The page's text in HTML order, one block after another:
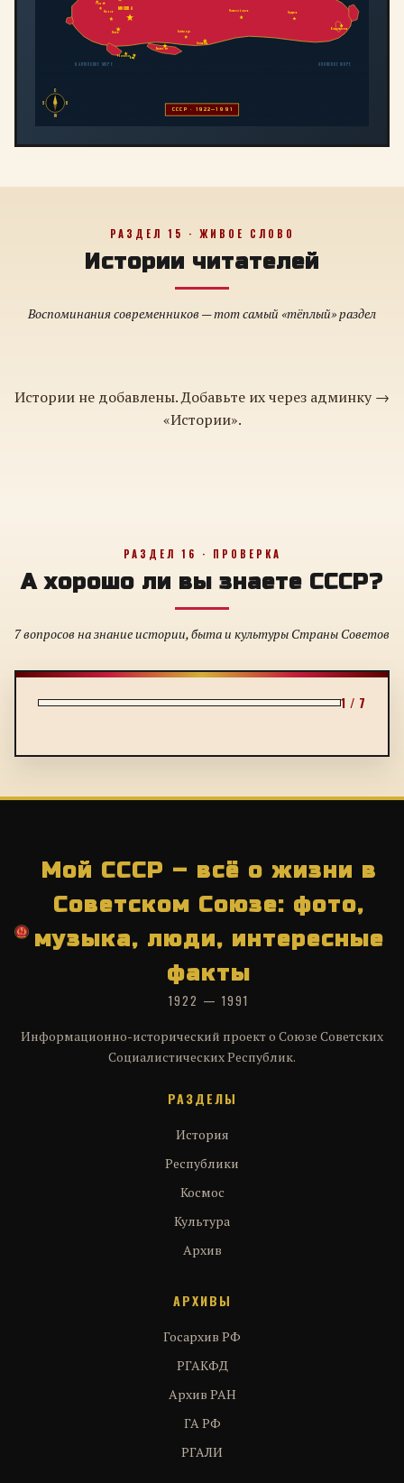
МОСКВА
Киев
Минск
Ташкент
Алма-Ата
Байконур
Новосибирск Иркутск
Владивосток
ТбилисиБаку
Рига
С
Ю
З
В
СССР · 1922—1991
БАЛТИЙСКОЕ МОРЕ ЯПОНСКОЕ МОРЕ
РАЗДЕЛ 15 · ЖИВОЕ СЛОВО
Истории читателей
Воспоминания современников — тот самый «тёплый» раздел
Истории не добавлены. Добавьте их через админку →
«Истории».
РАЗДЕЛ 16 · ПРОВЕРКА
А хорошо ли вы знаете СССР?
7 вопросов на знание истории, быта и культуры Страны Советов
1 / 7
Мой СССР – всё о жизни в
Советском Союзе: фото,
музыка, люди, интересные
факты
1922 — 1991
Информационно-исторический проект о Союзе Советских
Социалистических Республик.
РАЗДЕЛЫ
История
Республики
Космос
Культура
Архив
АРХИВЫ
Госархив РФ
РГАКФД
Архив РАН
ГА РФ
РГАЛИ